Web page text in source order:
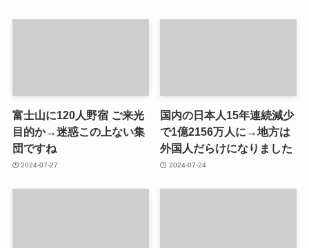
富士山に120人野宿 ご来光
目的か→迷惑この上ない集
団ですね
2024-07-27
国内の日本人15年連続減少
で1億2156万人に→地方は
外国人だらけになりました
2024-07-24